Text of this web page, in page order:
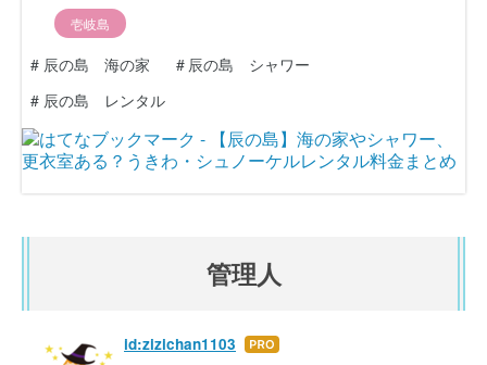
壱岐島
# 辰の島 海の家 # 辰の島 シャワー
# 辰の島 レンタル
管理人
id:zizichan1103 はて